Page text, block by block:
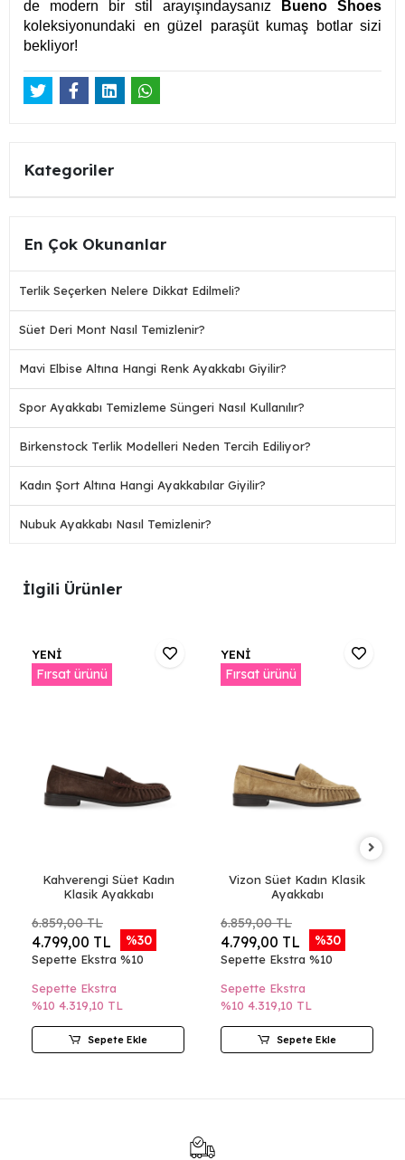
de modern bir stil arayışındaysanız
Bueno Shoes
koleksiyonundaki en güzel paraşüt kumaş botlar sizi
bekliyor!
Kategoriler
En Çok Okunanlar
Terlik Seçerken Nelere Dikkat Edilmeli?
Süet Deri Mont Nasıl Temizlenir?
Mavi Elbise Altına Hangi Renk Ayakkabı Giyilir?
Spor Ayakkabı Temizleme Süngeri Nasıl Kullanılır?
Birkenstock Terlik Modelleri Neden Tercih Ediliyor?
Kadın Şort Altına Hangi Ayakkabılar Giyilir?
Nubuk Ayakkabı Nasıl Temizlenir?
İlgili Ürünler
YENİ
Fırsat ürünü
Kahverengi Süet Kadın
Klasik Ayakkabı
6.859,00 TL
4.799,00 TL %30
Sepette Ekstra %10
Sepette Ekstra
%10 4.319,10 TL
Sepete Ekle
YENİ
Fırsat ürünü
Vizon Süet Kadın Klasik
Ayakkabı
6.859,00 TL
4.799,00 TL %30
Sepette Ekstra %10
Sepette Ekstra
%10 4.319,10 TL
Sepete Ekle